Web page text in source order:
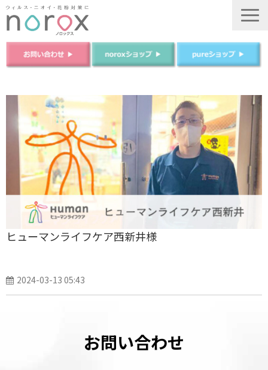
TOP
ノロックスについて
ノロックスPureについて
商品について
法人のお客様
運営会社
ヒューマンライフケア西新井様
2024-03-13 05:43
お問い合わせ